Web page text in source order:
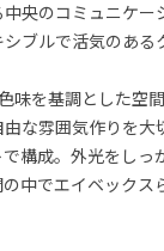
央のコミュニケー
ブルで活気のある
味を基調とした空
な雰囲気作りを大
構成。外光をしっ
中でエイベックス